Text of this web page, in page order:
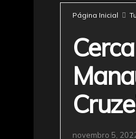
Página Inicial
novembro 5,